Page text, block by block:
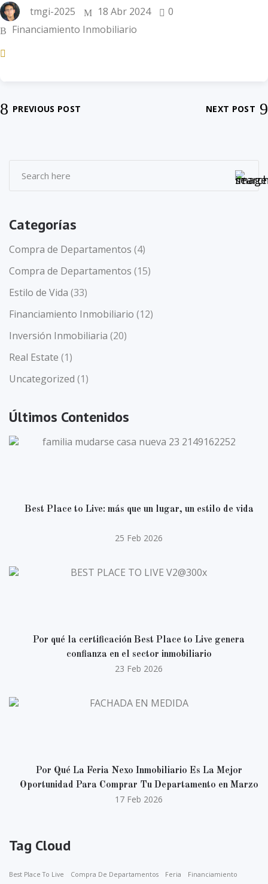
tmgi-2025 18 Abr 2024
0
Financiamiento Inmobiliario
PREVIOUS POST NEXT POST
Categorías
Compra de Departamentos (4)
Compra de Departamentos (15)
Estilo de Vida (33)
Financiamiento Inmobiliario (12)
Inversión Inmobiliaria (20)
Real Estate (1)
Uncategorized (1)
Últimos Contenidos
Best Place to Live: más que un lugar, un estilo de vida
25 Feb 2026
Por qué la certificación Best Place to Live genera
confianza en el sector inmobiliario
23 Feb 2026
Por Qué La Feria Nexo Inmobiliario Es La Mejor
Oportunidad Para Comprar Tu Departamento en Marzo
17 Feb 2026
Tag Cloud
Best Place To Live Compra De Departamentos Feria Financiamiento